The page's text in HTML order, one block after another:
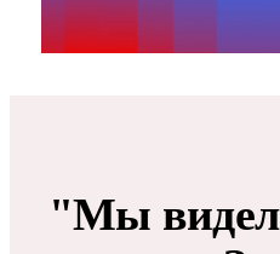
"Мы